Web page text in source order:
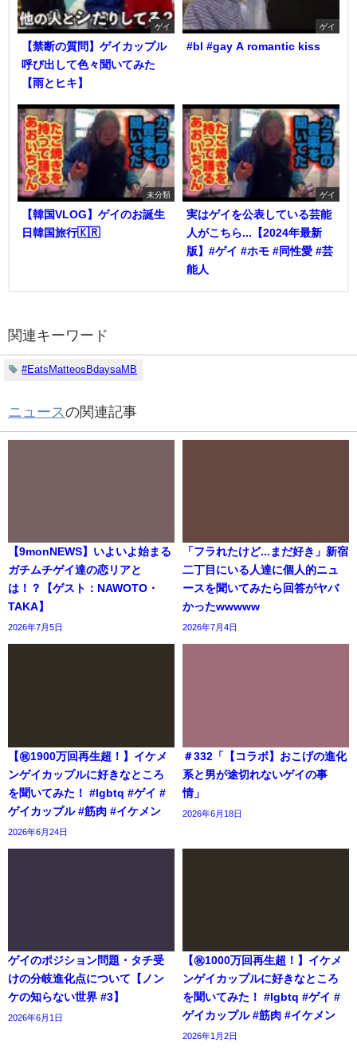
ゲイ
【禁断の質問】ゲイカップル
呼び出して色々聞いてみた
【雨とヒキ】
ゲイ
#bl #gay A romantic kiss
未分類
【韓国VLOG】ゲイのお誕生
日韓国旅行🇰🇷
ゲイ
実はゲイを公表している芸能
人がこちら...【2024年最新
版】#ゲイ #ホモ #同性愛 #芸
能人
関連キーワード
#EatsMatteosBdaysaMB
ニュースの関連記事
【9monNEWS】いよいよ始まる
ガチムチゲイ達の恋リアと
は！？【ゲスト：NAWOTO・
TAKA】
2026年7月5日
「フラれたけど...まだ好き」新宿
二丁目にいる人達に個人的ニュ
ースを聞いてみたら回答がヤバ
かったwwwww
2026年7月4日
【㊗️1900万回再生超！】イケメ
ンゲイカップルに好きなところ
を聞いてみた！ #lgbtq #ゲイ #
ゲイカップル #筋肉 #イケメン
2026年6月24日
＃332「【コラボ】おこげの進化
系と男が途切れないゲイの事
情」
2026年6月18日
ゲイのポジション問題・タチ受
けの分岐進化点について【ノン
ケの知らない世界 #3】
2026年6月1日
【㊗️1000万回再生超！】イケメ
ンゲイカップルに好きなところ
を聞いてみた！ #lgbtq #ゲイ #
ゲイカップル #筋肉 #イケメン
2026年1月2日